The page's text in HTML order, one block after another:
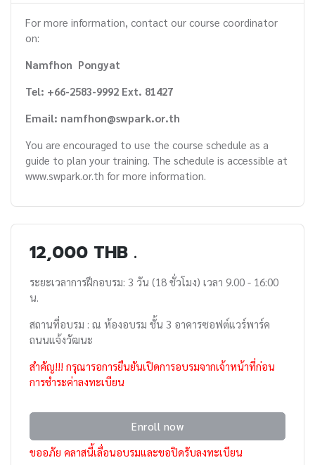
For more information, contact our course coordinator
on:
Namfhon Pongyat
Tel: +66-2583-9992 Ext. 81427
Email: namfhon@swpark.or.th
You are encouraged to use the course schedule as a
guide to plan your training. The schedule is accessible at
www.swpark.or.th for more information.
12,000 THB .
ระยะเวลาการฝึกอบรม: 3 วัน (18 ชั่วโมง) เวลา 9.00 - 16:00
น.
สถานที่อบรม : ณ ห้องอบรม ชั้น 3 อาคารซอฟต์แวร์พาร์ค
ถนนแจ้งวัฒนะ
สำคัญ!!! กรุณารอการยืนยันเปิดการอบรมจากเจ้าหน้าที่ก่อน
การชำระค่าลงทะเบียน
Enroll now
ขออภัย คลาสนี้เลื่อนอบรมและขอปิดรับลงทะเบียน